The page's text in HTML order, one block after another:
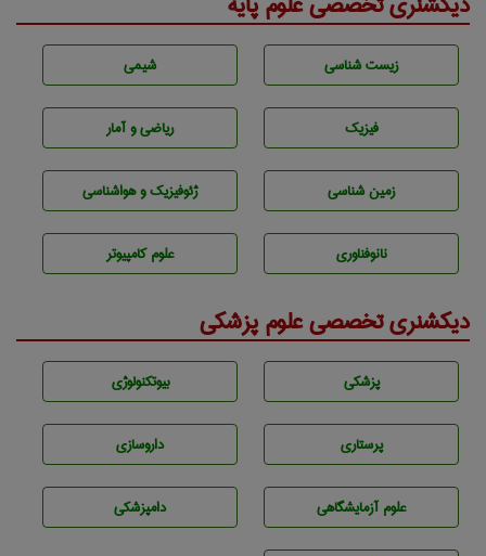
زيست شناسی شيمی
فیزیک ریاضی و آمار
زمين شناسی ژئوفيزيك و هواشناسی
نانوفناوری علوم کامپیوتر
دیکشنری تخصصی علوم پزشکی
پزشكی بيوتكنولوژی
پرستاری داروسازی
علوم آزمايشگاهی دامپزشكی